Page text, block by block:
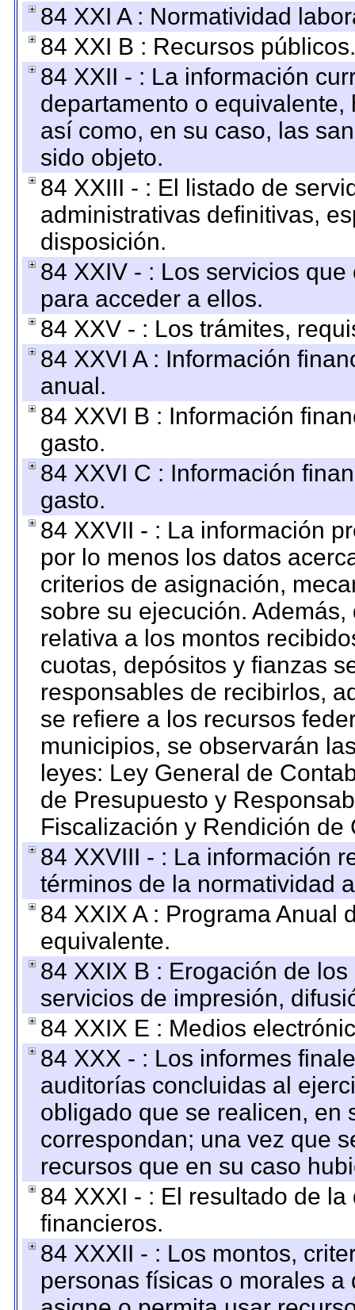
84 XXI A : Normatividad
84 XXI B : Recursos públicos.
84 XXII - : La información
departamento o
así como, en su caso, las
sido objeto.
84 XXIII - : El listado de
administrativas definitivas,
disposición.
84 XXIV - : Los servicios
para acceder a ellos.
84 XXV - : Los trámites,
84 XXVI A : Información
anual.
84 XXVI B : Información
gasto.
84 XXVI C : Información
gasto.
84 XXVII - : La información
por lo menos los datos
criterios de asignación,
sobre su ejecución.
relativa a los montos
cuotas, depósitos y fianzas
responsables de recibirlos,
se refiere a los recursos
municipios, se observarán
leyes: Ley General de
de Presupuesto y
Fiscalización y Rendición
84 XXVIII - : La información
términos de la normatividad
84 XXIX A : Programa Anual
equivalente.
84 XXIX B : Erogación de
servicios de impresión,
84 XXIX E : Medios
84 XXX - : Los informes
auditorías concluidas al
obligado que se realicen, en
correspondan; una vez que
recursos que en su caso
84 XXXI - : El resultado de
financieros.
84 XXXII - : Los montos,
personas físicas o morales